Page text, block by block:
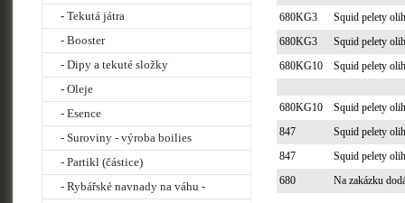
- Tekutá játra
- Booster
- Dipy a tekuté složky
- Oleje
- Esence
- Suroviny - výroba boilies
- Partikl (částice)
- Rybářské navnady na váhu -
680KG3
Squid pelety
680KG3
Squid pelety
680KG10
Squid pelety
680KG10
Squid pelety
847
Squid pelety
847
Squid pelety
680
Na zakázku